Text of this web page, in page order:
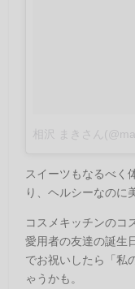
相沢 まきさん
スイーツもなるべく
り、ヘルシーなのに
コスメキッチンのコ
愛用者の友達の誕生
でお祝いしたら「私
ゃうかも。